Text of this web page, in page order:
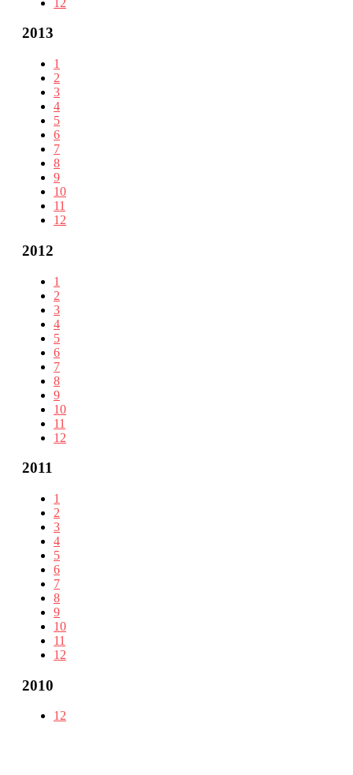
2013
1
2
3
4
5
6
7
8
9
10
11
12
2012
1
2
3
4
5
6
7
8
9
10
11
12
2011
1
2
3
4
5
6
7
8
9
10
11
12
2010
12